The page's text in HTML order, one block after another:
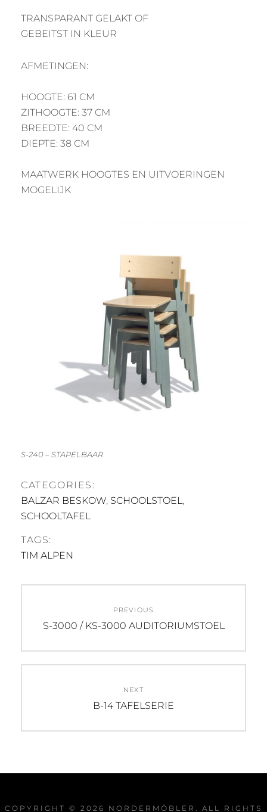
TRANSPARANT GELAKT OF
GEBEITST IN KLEUR
AFMETINGEN:
HOOGTE: 61 CM
ZITHOOGTE: 37 CM
BREEDTE: 40 CM
DIEPTE: 38 CM
MAATWERK HOOGTES EN UITVOERINGEN
MOGELIJK
S-240 – STAPELBAAR
CATEGORIES:
BALZAR BESKOW, SCHOOLSTOEL,
SCHOOLTAFEL
TAGS:
TIM ALPEN
navigation
PREVIOUS
Previous
S-3000 / KS-3000 AUDITORIUMSTOEL
NEXT
Next
B-14 TAFELSERIE
COPYRIGHT © 2026 NORDERMÖBLER . ALL RIGHTS